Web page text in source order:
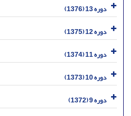
دوره 13 (1376)
دوره 12 (1375)
دوره 11 (1374)
دوره 10 (1373)
دوره 9 (1372)